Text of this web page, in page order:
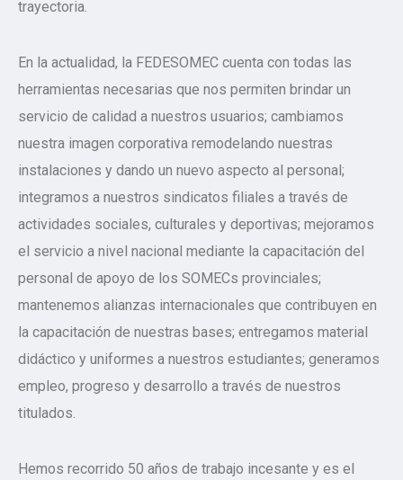
trayectoria.
En la actualidad, la FEDESOMEC cuenta con todas las
herramientas necesarias que nos permiten brindar un
servicio de calidad a nuestros usuarios; cambiamos
nuestra imagen corporativa remodelando nuestras
instalaciones y dando un nuevo aspecto al personal;
integramos a nuestros sindicatos filiales a través de
actividades sociales, culturales y deportivas; mejoramos
el servicio a nivel nacional mediante la capacitación del
personal de apoyo de los SOMECs provinciales;
mantenemos alianzas internacionales que contribuyen en
la capacitación de nuestras bases; entregamos material
didáctico y uniformes a nuestros estudiantes; generamos
empleo, progreso y desarrollo a través de nuestros
titulados.
Hemos recorrido 50 años de trabajo incesante y es el